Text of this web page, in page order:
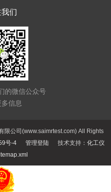
们
的微信公众号
信息
限公司(www.saimrtest.com) All Rights
号-4 管理登陆 技术支持： 化工仪